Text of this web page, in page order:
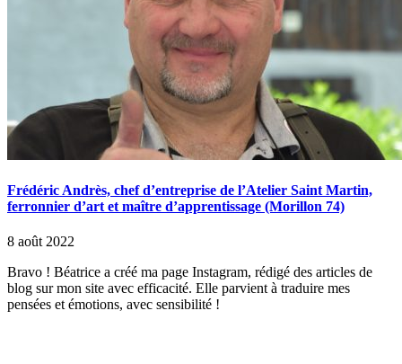
Frédéric Andrès, chef d’entreprise de l’Atelier Saint Martin,
ferronnier d’art et maître d’apprentissage (Morillon 74)
8 août 2022
Bravo ! Béatrice a créé ma page Instagram, rédigé des articles de
blog sur mon site avec efficacité. Elle parvient à traduire mes
pensées et émotions, avec sensibilité !